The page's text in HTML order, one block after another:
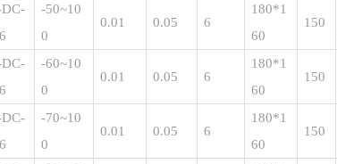
-50~10
0
0.01 0.05 6
180*1
60
150
-60~10
0
0.01 0.05 6
180*1
60
150
-70~10
0
0.01 0.05 6
180*1
60
150